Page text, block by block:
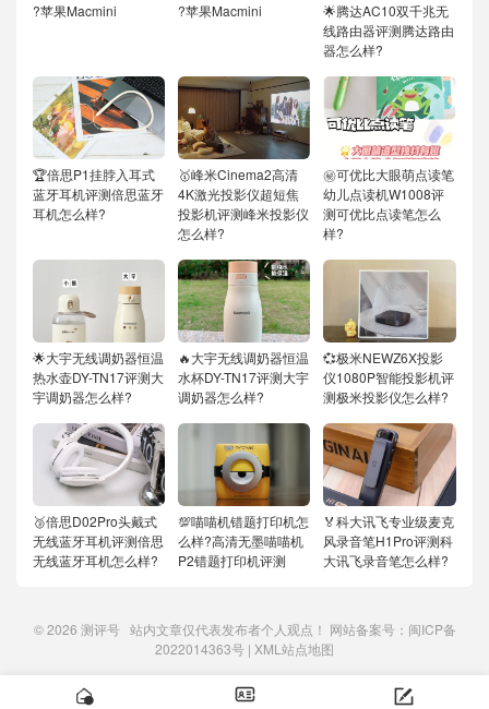
?苹果Macmini ?苹果Macmini
🌟腾达AC10双千兆无
线路由器评测腾达路由
器怎么样?
🏆倍思P1挂脖入耳式
蓝牙耳机评测倍思蓝牙
耳机怎么样?
🥇峰米Cinema2高清
4K激光投影仪超短焦
投影机评测峰米投影仪
怎么样?
㊙️可优比大眼萌点读笔
幼儿点读机W1008评
测可优比点读笔怎么
样?
🌟大宇无线调奶器恒温
热水壶DY-TN17评测大
宇调奶器怎么样?
🔥大宇无线调奶器恒温
水杯DY-TN17评测大宇
调奶器怎么样?
💞极米NEWZ6X投影
仪1080P智能投影机评
测极米投影仪怎么样?
🥉倍思D02Pro头戴式
无线蓝牙耳机评测倍思
无线蓝牙耳机怎么样?
💯喵喵机错题打印机怎
么样?高清无墨喵喵机
P2错题打印机评测
🏅科大讯飞专业级麦克
风录音笔H1Pro评测科
大讯飞录音笔怎么样?
© 2026 测评号站内文章仅代表发布者个人观点！ 网站备案号： 闽ICP备
2022014363号 | XML站点地图
  